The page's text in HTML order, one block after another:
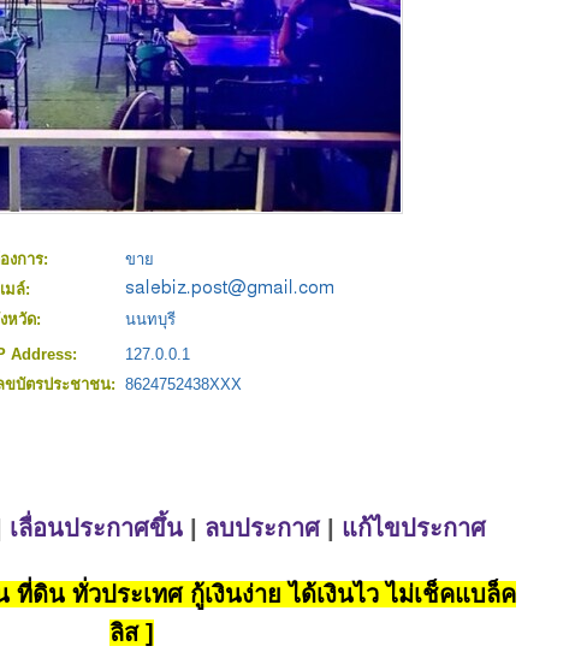
งการ:
ขาย
มล์:
หวัด:
นนทบุรี
Address:
127.0.0.1
ขบัตรประชาชน: 8624752438XXX
เลื่อนประกาศขึ้น ลบประกาศ| แก้ไขประกาศ
ดิน ทั่วประเทศ กู้เงินง่าย ได้เงินไว ไม่เช็คแบล็ค
ลิส ]